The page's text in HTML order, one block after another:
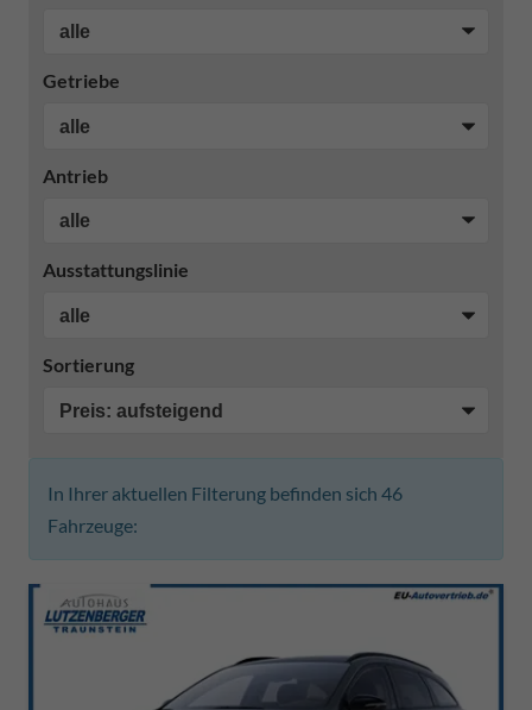
Getriebe
Antrieb
Ausstattungslinie
Sortierung
In Ihrer aktuellen Filterung befinden sich 46
Fahrzeuge: